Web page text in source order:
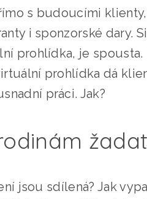
s budoucími
i sponzorské dary.
prohlídka, je spousta.
prohlídka dá
práci. Jak?
jsou sdílená? Jak